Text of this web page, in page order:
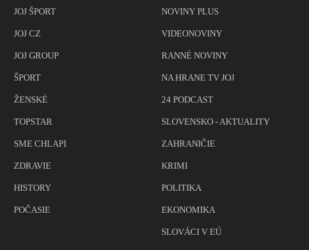
JOJ ŠPORT
JOJ CZ
JOJ GROUP
ŠPORT
ŽENSKÉ
TOPSTAR
SME CHLAPI
ZDRAVIE
HISTORY
POČASIE
NOVINY PLUS
VIDEONOVINY
RANNÉ NOVINY
NA HRANE TV JOJ
24 PODCAST
SLOVENSKO - AKTUALITY
ZAHRANIČIE
KRIMI
POLITIKA
EKONOMIKA
SLOVÁCI V EÚ